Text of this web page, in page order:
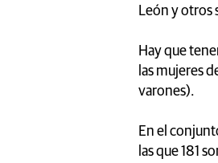
León y otros
Hay que
las mujeres
varones).
En el
las que 181